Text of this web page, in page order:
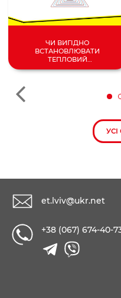
ЧИ ВИГІДНО
ВСТАНОВЛЮВАТИ
ТЕПЛОВИЙ
УСІ
et.lviv@ukr.net
+38 (067) 674-40-